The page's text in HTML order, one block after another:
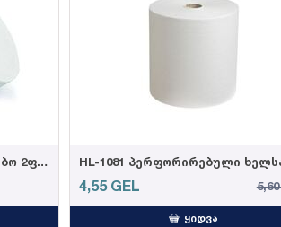
HL-ტუალეტის ქაღალდი ჯუმბო 2ფ, 9,4სმ*150მ, 460გრ, (12ც=5,5კგ)
4,55 GEL 5,60
ᲧᲘᲓᲕᲐ